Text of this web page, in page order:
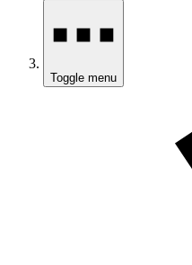
Toggle menu